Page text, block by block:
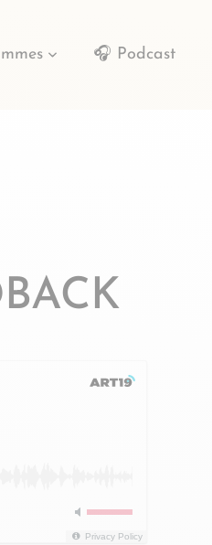
🎧 Podcast
Privacy Policy